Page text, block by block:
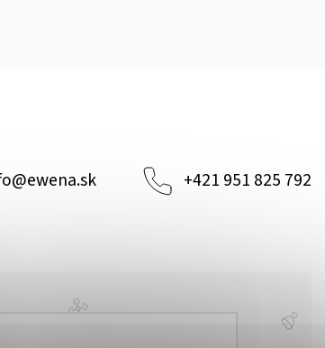
@ewena.sk +421 951 825 792